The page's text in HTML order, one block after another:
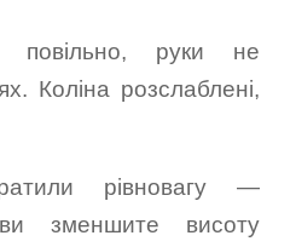
повільно, руки не
Коліна розслаблені,
рівновагу —
зменшите висоту